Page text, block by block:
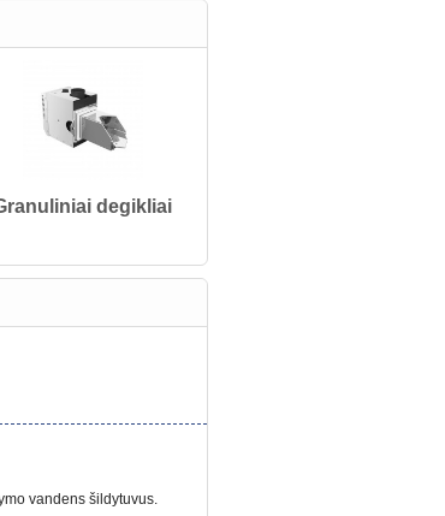
degikliai
vandens šildytuvus.